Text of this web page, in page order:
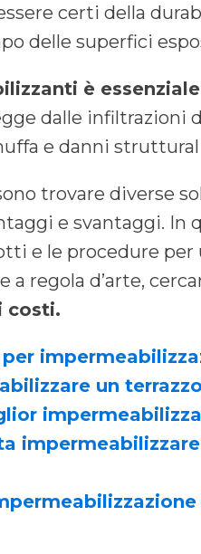
certi della
delle superfici
è essenziale
dalle infiltrazioni
e danni
trovare diverse
e svantaggi. In
e le procedure per
a regola d’arte,
costi.
un